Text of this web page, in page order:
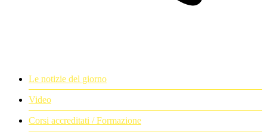
Le notizie del giorno
Video
Corsi accreditati / Formazione